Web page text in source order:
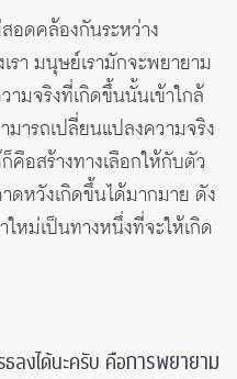
อดคล้องกันระหว่าง
รา มนุษย์เรามักจะพยายาม
มจริงที่เกิดขึ้นนั้นเข้าใกล้
ารถเปลี่ยนแปลงความจริง
คือสร้างทางเลือกให้กับตัว
ดหวังเกิดขึ้นได้มากมาย ดัง
หม่เป็นทางหนึ่งที่จะให้เกิด
ลงได้นะครับ คือการพยายาม